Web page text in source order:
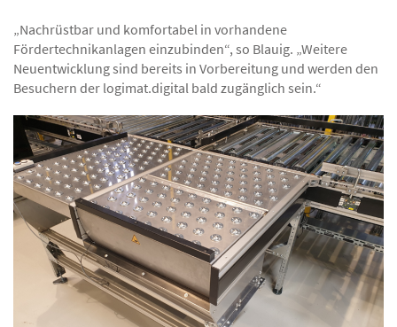
„Nachrüstbar und komfortabel in vorhandene
Fördertechnikanlagen einzubinden“, so Blauig. „Weitere
Neuentwicklung sind bereits in Vorbereitung und werden den
Besuchern der logimat.digital bald zugänglich sein.“